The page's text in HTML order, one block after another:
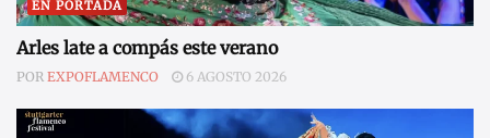
EN PORTADA
Arles late a compás este verano
POR EXPOFLAMENCO 6 AGOSTO 2026